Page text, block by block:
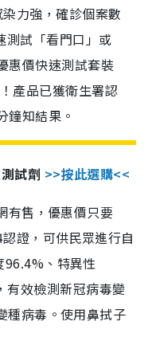
力強，確診個案數
測試「看門口」或
惠價快速測試套裝
產品已獲衛生署認
鐘知結果。
試劑 >>按此選購<<
有售，優惠價只要
證，可供民眾進行自
、特異性
有效檢測新冠病毒變
病毒。使用鼻拭子